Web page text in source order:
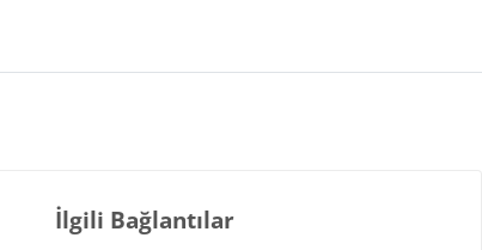
Bloklar
İlgili Bağlantılar 'yı atla
İlgili Bağlantılar